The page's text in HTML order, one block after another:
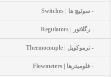
- سوئیچ ها | Switches
- رگلاتور | Regulators
- ترموکوپل | Thermocouple
- فلومیترها | Flowmeters